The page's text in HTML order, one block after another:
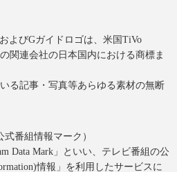
よびGガイドロゴは、米国TiVo
関連会社の日本国内における商標ま
る記事・写真等あらゆる素材の無断
式番組情報マーク）
Data Mark」といい、テレビ番組の公
情報」を利用したサービスに